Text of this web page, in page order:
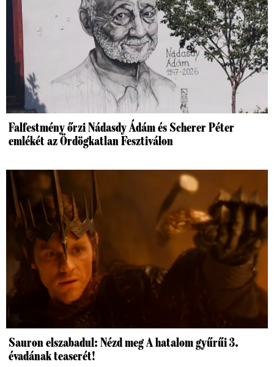
Falfestmény őrzi Nádasdy Ádám és Scherer Péter
emlékét az Ördögkatlan Fesztiválon
Sauron elszabadul: Nézd meg A hatalom gyűrűi 3.
évadának teaserét!